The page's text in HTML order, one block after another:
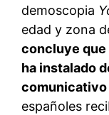
demoscopia
edad y zona
concluye que
ha instalado
comunicativo
españoles